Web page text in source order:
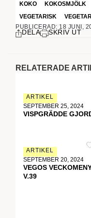
KOKO KOKOSMJÖLK
VEGETARISK
PUBLICERAD: 18 JUNI,
DELA SKRIV UT
RELATERADE
ARTIKEL
SEPTEMBER 25, 2024
VISPGRÄDDE
ARTIKEL
SEPTEMBER 20, 2024
VEGOS
V.39